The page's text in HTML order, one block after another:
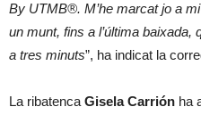
By UTMB®. M’he marcat jo a
un munt, fins a l’última baixada,
a tres minuts”, ha indicat la
La ribatenca Gisela Carrión ha